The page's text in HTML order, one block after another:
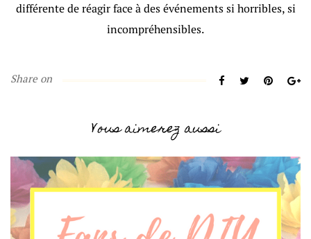
différente de réagir face à des événements si horribles, si
incompréhensibles.
Share on
Vous aimerez aussi